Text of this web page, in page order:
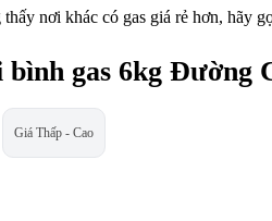
nơi khác có gas giá rẻ hơn, hãy
gas 6kg Đường
Giá Thấp - Cao